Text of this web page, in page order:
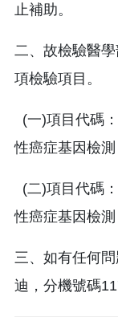
止補助。
二、故檢驗醫
項檢驗項目。
(一)項目代碼
性癌症基因檢
(二)項目代碼
性癌症基因檢
三、如有任何
迪，分機號碼